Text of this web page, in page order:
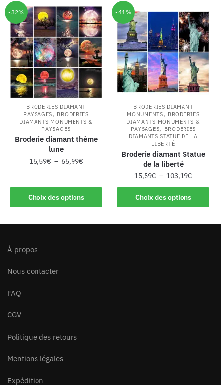
-32%
BRODERIES DIAMANT
PAYSAGES, BRODERIES
DIAMANTS MONUMENTS &
PAYSAGES
Broderie diamant thème
lune
15,59€ – 65,99€
Choix des options
-41%
BRODERIES DIAMANT
MONUMENTS, BRODERIES
DIAMANTS MONUMENTS &
PAYSAGES, BRODERIES
DIAMANTS STATUE DE LA
LIBERTÉ
Broderie diamant Statue
de la liberté
15,59€ – 103,19€
Choix des options
À propos
Nous contacter
FAQ
CGV
Politique des retours
Mentions légales
Expédition